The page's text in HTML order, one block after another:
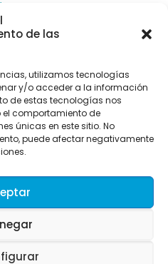
de las
utilizamos tecnologías
y/o acceder a la información
de estas tecnologías nos
comportamiento de
únicas en este sitio. No
puede afectar negativamente
1ª planta - Of. 33
/ 605 04 96 50